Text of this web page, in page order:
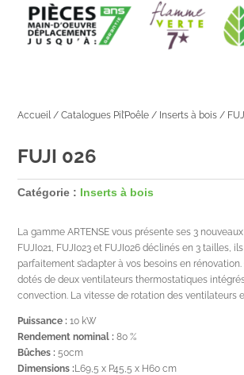
Accueil /Catalogues Pil’Poêle / Inserts à bois /
FUJI 026
Catégorie : Inserts à bois
La gamme ARTENSE vous présente ses 3
FUJI021, FUJI023 et FUJI026 déclinés en 3 tailles,
parfaitement s’adapter à vos besoins en
dotés de deux ventilateurs thermostatiques
convection. La vitesse de rotation des ventilateurs
Puissance : 10 kW
Rendement nominal : 80 %
Bûches :50cm
Dimensions :L69,5 x P45,5 x H60 cm